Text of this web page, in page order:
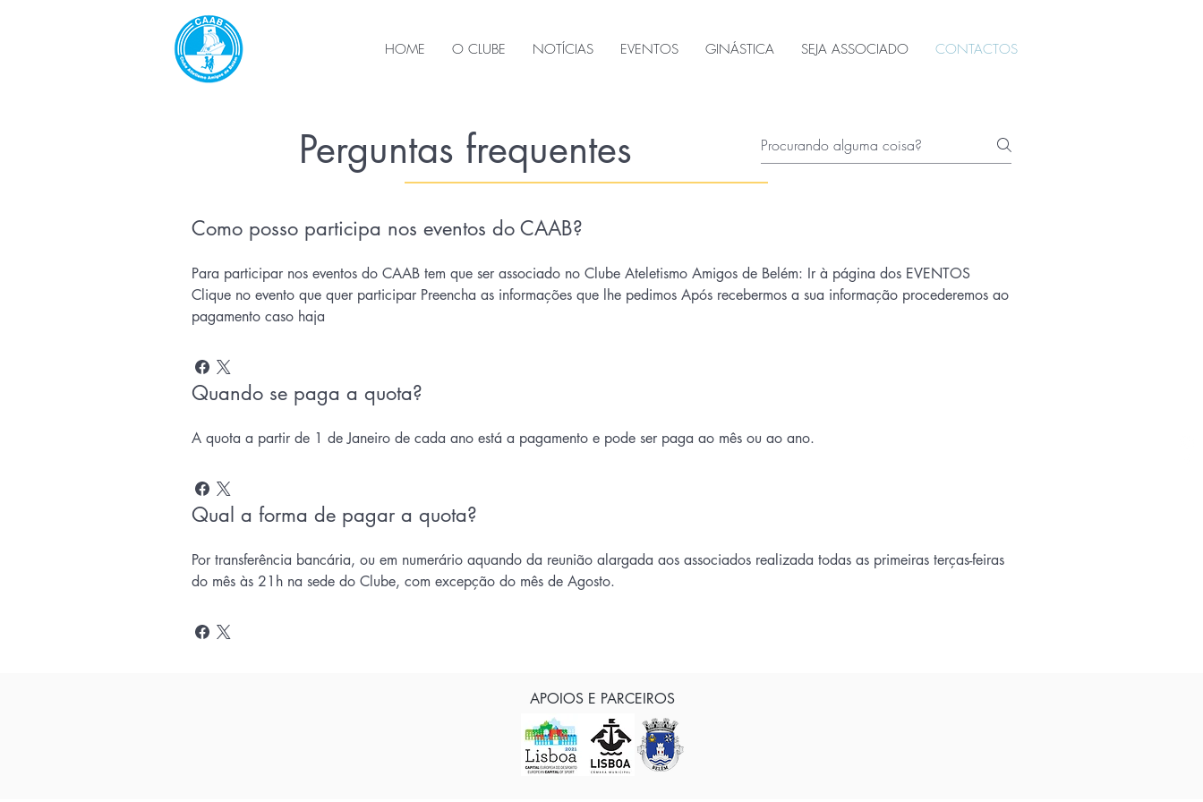
HOME O CLUBE NOTÍCIAS EVENTOS GINÁSTICA SEJA ASSOCIADO CONTACTOS
Perguntas frequentes
Como posso participa nos eventos do CAAB?
Para participar nos eventos do CAAB tem que ser associado no Clube Ateletismo Amigos de Belém: Ir à página dos EVENTOS
Clique no evento que quer participar Preencha as informações que lhe pedimos Após recebermos a sua informação procederemos ao
pagamento caso haja
Quando se paga a quota?
A quota a partir de 1 de Janeiro de cada ano está a pagamento e pode ser paga ao mês ou ao ano.
Qual a forma de pagar a quota?
Por transferência bancária, ou em numerário aquando da reunião alargada aos associados realizada todas as primeiras terças-feiras
do mês às 21h na sede do Clube, com excepção do mês de Agosto.
APOIOS E PARCEIROS